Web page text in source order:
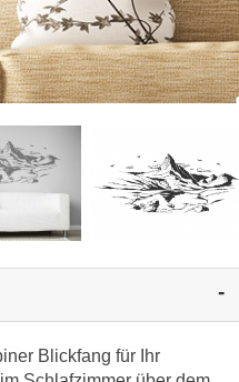
Blickfang für Ihr